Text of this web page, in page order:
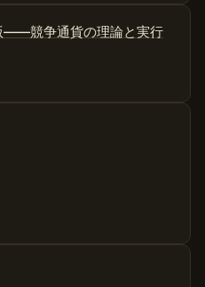
競争通貨の理論と実行